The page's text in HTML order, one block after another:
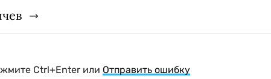
Ctrl+Enter или Отправить ошибку